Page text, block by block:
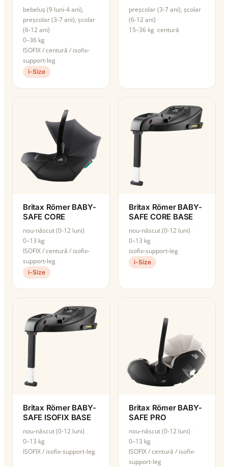
bebeluș (9 luni-4 ani),
preșcolar (3-7 ani), școlar
(6-12 ani)
0–36 kg
ISOFIX / centură / isofix-
support-leg
i-Size
preșcolar (3-7 ani), școlar
(6-12 ani)
15–36 kg centură
Britax Römer BABY-
SAFE CORE
nou-născut (0-12 luni)
0–13 kg
ISOFIX / centură / isofix-
support-leg
i-Size
Britax Römer BABY-
SAFE CORE BASE
nou-născut (0-12 luni)
0–13 kg
isofix-support-leg
i-Size
Britax Römer BABY-
SAFE ISOFIX BASE
nou-născut (0-12 luni)
0–13 kg
ISOFIX / isofix-support-leg
Britax Römer BABY-
SAFE PRO
nou-născut (0-12 luni)
0–13 kg
ISOFIX / centură / isofix-
support-leg